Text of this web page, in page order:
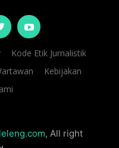
Kode Etik Jurnalistik
Kebijakan
, All right